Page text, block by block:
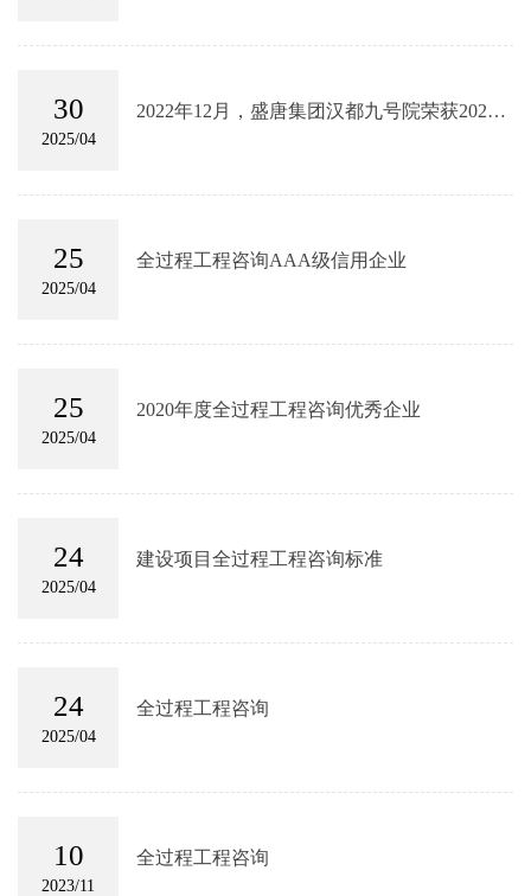
30
2025/04
2022年12月，盛唐集团汉都九号院荣获2021
25
2025/04
全过程工程咨询AAA级信用企业
25
2025/04
2020年度全过程工程咨询优秀企业
24
2025/04
建设项目全过程工程咨询标准
24
2025/04
全过程工程咨询
10
2023/11
全过程工程咨询